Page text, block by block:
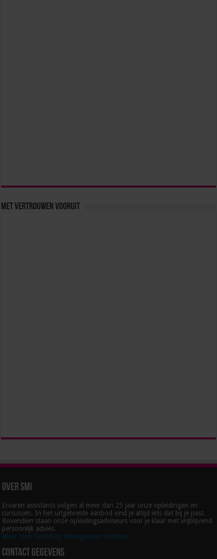
Met vertrouwen vooruit
Over SMI
Ervaren assistants volgen al meer dan 25 jaar onze opleidingen en
cursussen. In het uitgebreide aanbod vind je altijd iets dat bij je past.
Bovendien staan onze opleidingsadviseurs voor je klaar met vrijblijvend
persoonlijk advies.
Meer over Secretary Management Institute
Contact gegevens